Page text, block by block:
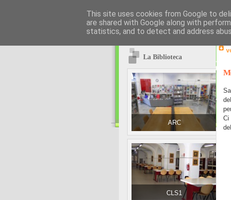
La Biblioteca
ARC
CLS1
Ci
This site uses cookies from Google to
are shared with Google along with
statistics, and to detect and address